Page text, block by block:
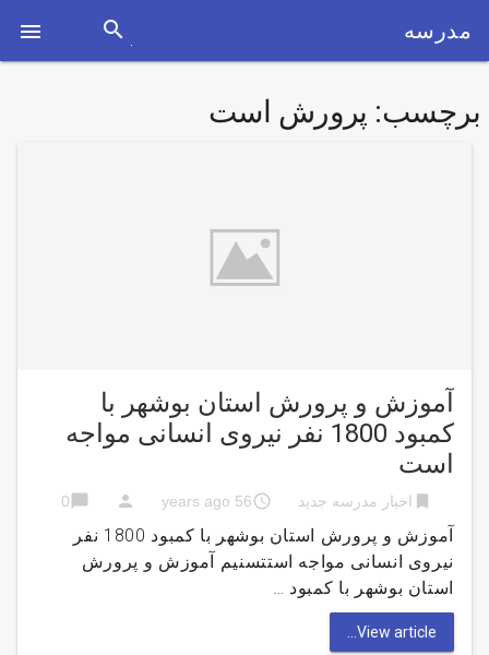
 مدرسه search
برچسب: پرورش است
آموزش و پرورش استان بوشهر با
کمبود 1800 نفر نیروی انسانی مواجه
است
bookmark اخبار مدرسه جدید access_time
56 years ago
person
chat_bubble
0
آموزش و پرورش استان بوشهر با کمبود 1800 نفر
نیروی انسانی مواجه استتسنیم آموزش و پرورش
استان بوشهر با کمبود …
View article...